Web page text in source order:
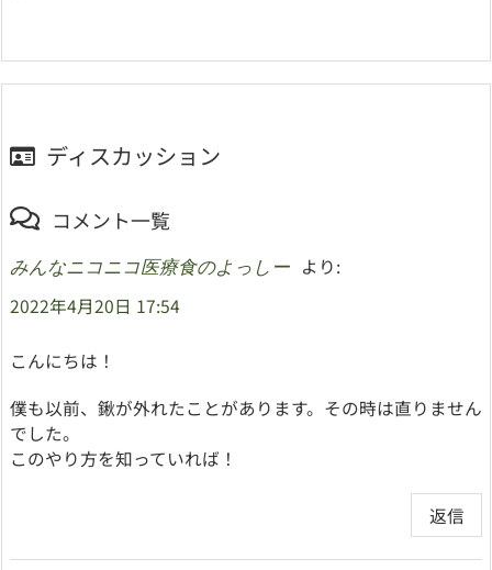
ディスカッション
コメント一覧
みんなニコニコ医療食のよっしー
より:
2022年4月20日 17:54
こんにちは！
僕も以前、鍬が外れたことがあります。その時は直りません
でした。
このやり方を知っていれば！
返信